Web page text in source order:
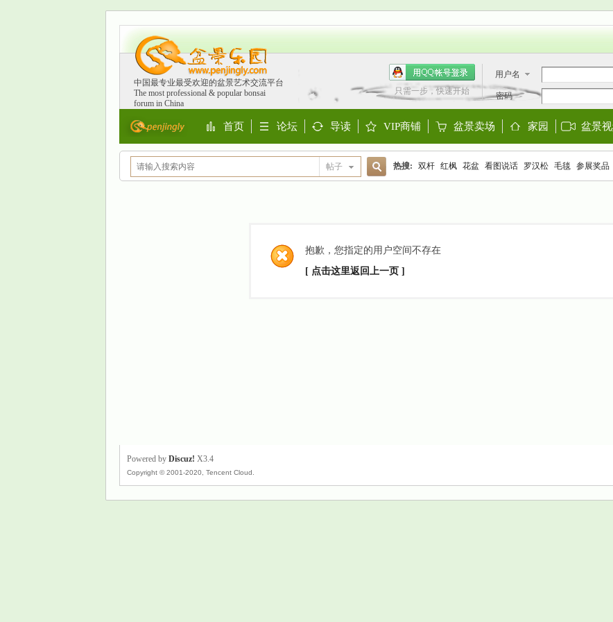
中国最专业最受欢迎的盆景艺术交流平台
The most professional & popular bonsai
forum in China
用户名
密码
只需一步，快速开始
首页 论坛 导读 VIP商铺 盆景卖场 家园 盆景
帖子
索
热搜: 双杆 红枫 花盆 看图说话 罗汉松 毛毯 参展奖品
抱歉，您指定的用户空间不存在
[ 点击这里返回上一页 ]
Powered by Discuz! X3.4
Copyright © 2001-2020, Tencent Cloud.